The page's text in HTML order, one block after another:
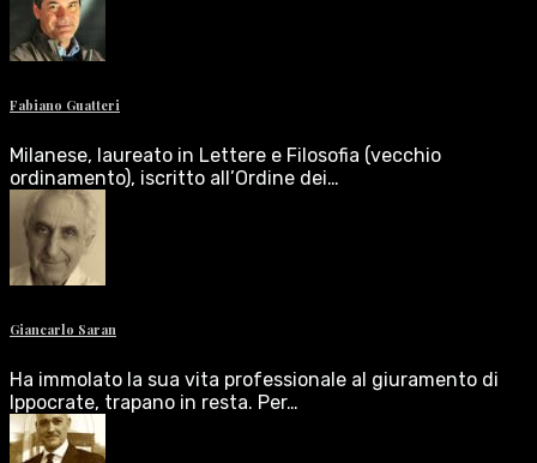
Fabiano Guatteri
Milanese, laureato in Lettere e Filosofia (vecchio
ordinamento), iscritto all’Ordine dei…
Giancarlo Saran
Ha immolato la sua vita professionale al giuramento di
Ippocrate, trapano in resta. Per…